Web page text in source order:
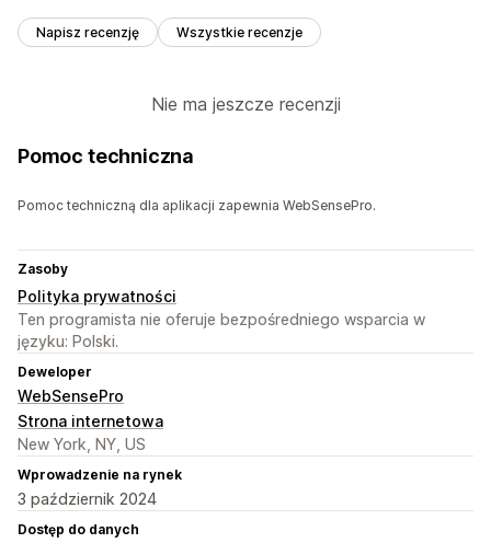
Napisz recenzję Wszystkie recenzje
Nie ma jeszcze recenzji
Pomoc techniczna
Pomoc techniczną dla aplikacji zapewnia WebSensePro.
Zasoby
Polityka prywatności
Ten programista nie oferuje bezpośredniego wsparcia w
języku: Polski.
Deweloper
WebSensePro
Strona internetowa
New York, NY, US
Wprowadzenie na rynek
3 październik 2024
Dostęp do danych